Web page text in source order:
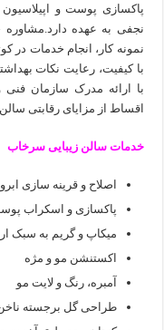
پاکسازی پوست و اپیلاسیون
نجفی به عهده
نمونه کار، انجام خدمات در
با کیفیت، رعایت نکات
با ارائه مدرک سازمان
اقساط از مزایای رقابتی
خدمات سالن زیبایی سرخاب
اصلاح و قرینه سازی
پاکسازی و اسکراب
میکاپ و گریم به سبک
اکستنشن مو و مژه
آمبره، رنگ و لایت مو
طراحی گل برجسته